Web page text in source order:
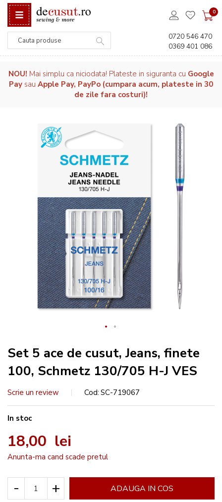
0
0720 546 470
0369 401 086
NOU! Mai simplu ca niciodata! Plateste in siguranta cu Google
Pay sau Apple Pay, PayPo (cumpara acum, plateste in 30
de zile fara costuri)!
Set 5 ace de cusut, Jeans, finete
100, Schmetz 130/705 H-J VES
Scrie un review Cod SC-719067
In stoc
18,00 lei
Anunta-ma cand scade pretul
- + ADAUGA IN COS